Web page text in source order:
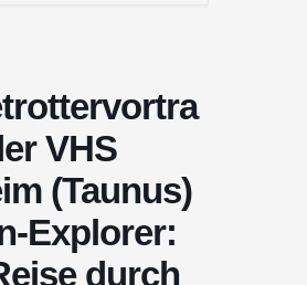
VHS
(Taunus)
Explorer:
durch